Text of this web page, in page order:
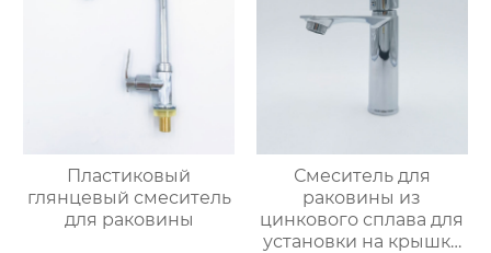
Пластиковый
глянцевый смеситель
для раковины
Смеситель для
раковины из
цинкового сплава для
установки на крышку